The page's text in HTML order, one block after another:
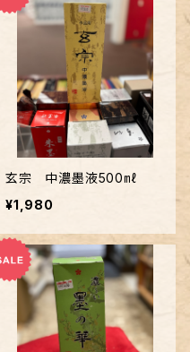
玄宗 中濃墨液500㎖
¥1,980